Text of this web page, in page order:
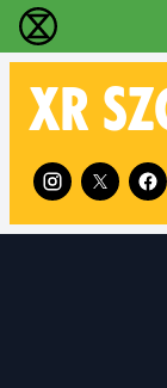
Extinction
XR
Follow XR